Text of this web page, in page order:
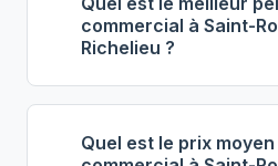
commercial à Saint-
Richelieu ?
Selon notre
Commerciales Martel
Sylvain Martel) se
Quel est le prix